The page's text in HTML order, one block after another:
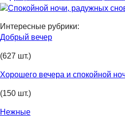
Интересные рубрики:
Добрый вечер
(627 шт.)
Хорошего вечера и спокойной
(150 шт.)
Нежные